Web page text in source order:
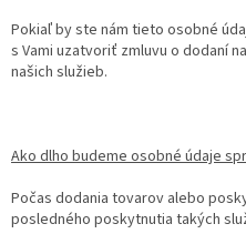
Pokiaľ by ste nám tieto osobné
s Vami uzatvoriť zmluvu o dodaní
našich služieb.
Ako dlho budeme osobné údaje
Počas dodania tovarov alebo
posledného poskytnutia takých